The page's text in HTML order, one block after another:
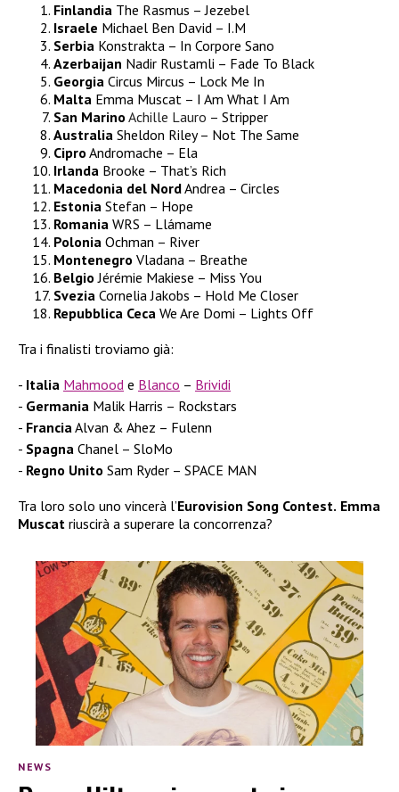
Finlandia The Rasmus – Jezebel
Israele Michael Ben David – I.M
Serbia Konstrakta – In Corpore Sano
Azerbaijan Nadir Rustamli – Fade To Black
Georgia Circus Mircus – Lock Me In
Malta Emma Muscat – I Am What I Am
San Marino Achille Lauro – Stripper
Australia Sheldon Riley – Not The Same
Cipro Andromache – Ela
Irlanda Brooke – That’s Rich
Macedonia del NordAndrea – Circles
Estonia Stefan – Hope
Romania WRS – Llámame
Polonia Ochman – River
Montenegro Vladana – Breathe
Belgio Jérémie Makiese – Miss You
Svezia Cornelia Jakobs – Hold Me Closer
Repubblica Ceca We Are Domi – Lights Off
Tra i finalisti troviamo già:
Italia Mahmood e Blanco – Brividi
Germania Malik Harris – Rockstars
FranciaAlvan & Ahez – Fulenn
Spagna Chanel – SloMo
Regno Unito Sam Ryder – SPACE MAN
Tra loro solo uno vincerà l’Eurovision Song Contest. Emma
Muscat riuscirà a superare la concorrenza?
NEWS